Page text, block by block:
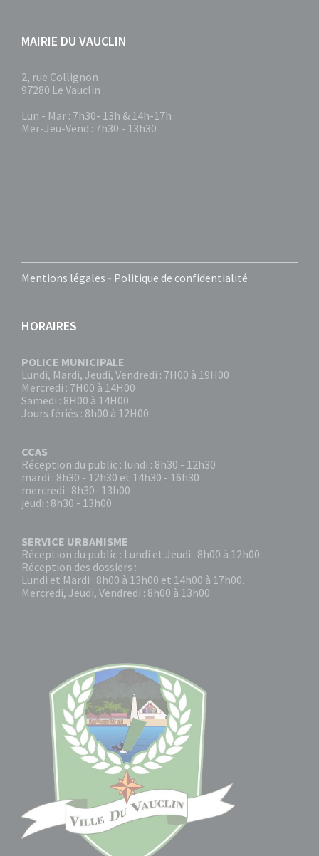
MAIRIE DU VAUCLIN
2, rue Collignon
97280 Le Vauclin
Lun - Mar : 7h30- 13h & 14h-17h
Mer-Jeu-Vend : 7h30 - 13h30
Mentions légales - Politique de confidentialité
HORAIRES
POLICE MUNICIPALE
Lundi, Mardi, Jeudi, Vendredi : 7H00 à 19H00
Mercredi : 7H00 à 14H00
Samedi : 8H00 à 14H00
Jours fériés : 8h00 à 12H00
CCAS
Réception du public : lundi : 8h30 - 12h30
mardi : 8h30 - 12h30 et 14h30 - 16h30
mercredi : 8h30- 13h00
jeudi : 8h30 - 13h00
SERVICE URBANISME
Réception du public : Lundi et Jeudi : 8h00 à 12h00
Réception des dossiers :
Lundi et Mardi : 8h00 à 13h00 et 14h00 à 17h00.
Mercredi, Jeudi, Vendredi : 8h00 à 13h00